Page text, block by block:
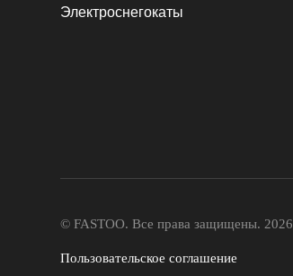
Электроснегокаты
© FASTOO. Все права защищены. 2026
Пользовательское соглашение